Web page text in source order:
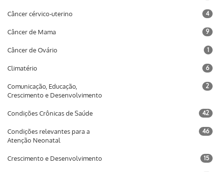
Câncer cérvico-uterino 4
Câncer de Mama 9
Câncer de Ovário 1
Climatério 6
Comunicação, Educação,
Crescimento e Desenvolvimento
2
Condições Crônicas de Saúde 42
Condições relevantes para a
Atenção Neonatal
46
Crescimento e Desenvolvimento 15